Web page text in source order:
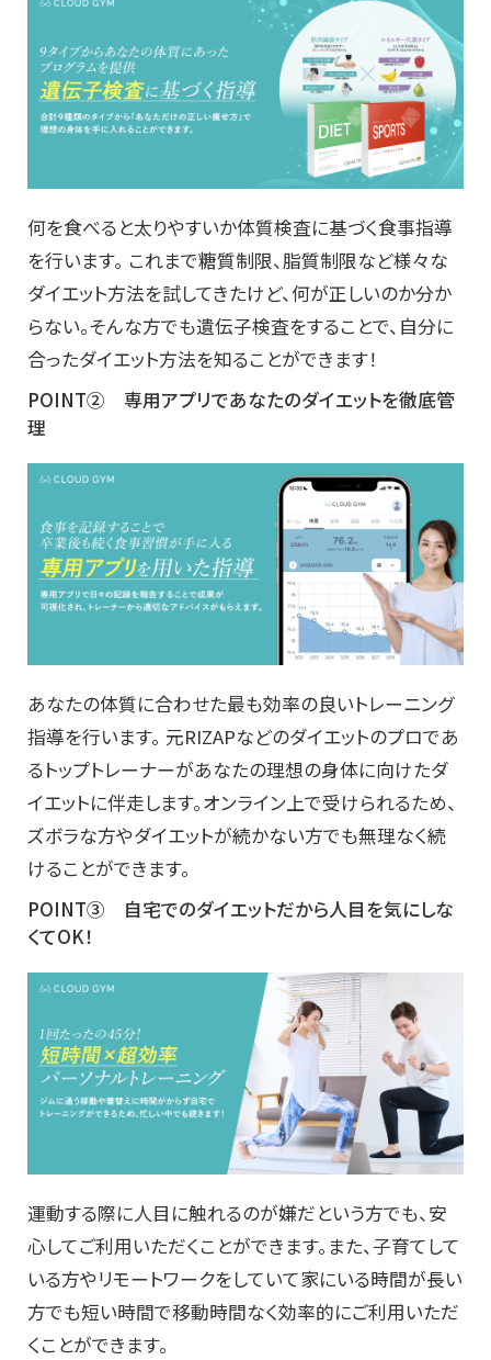
何を食べると太りやすいか体質検査に基づく食事指導
を行います。 これまで糖質制限、脂質制限など様々な
ダイエット方法を試してきたけど、何が正しいのか分か
らない。そんな方でも遺伝子検査をすることで、自分に
合ったダイエット方法を知ることができます！
POINT② 専用アプリであなたのダイエットを徹底管
理
あなたの体質に合わせた最も効率の良いトレーニング
指導を行います。 元RIZAPなどのダイエットのプロであ
るトップトレーナーがあなたの理想の身体に向けたダ
イエットに伴走します。オンライン上で受けられるため、
ズボラな方やダイエットが続かない方でも無理なく続
けることができます。
POINT➂ 自宅でのダイエットだから人目を気にしな
くてOK！
運動する際に人目に触れるのが嫌だという方でも、安
心してご利用いただくことができます。また、子育てして
いる方やリモートワークをしていて家にいる時間が長い
方でも短い時間で移動時間なく効率的にご利用いただ
くことができます。